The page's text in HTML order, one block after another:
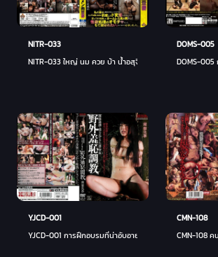
NITR-033
NITR-033 ใหญ่ นม ควย บ้า น้ำอสุจิ เนื้อ หม้อ เมีย miyuki
DOMS-005
DOMS-005
YJCD-001
YJCD-001 การฝึกอบรมที่น่าอับอายกลางแจ้ง Riona
CMN-108
CMN-108 ค